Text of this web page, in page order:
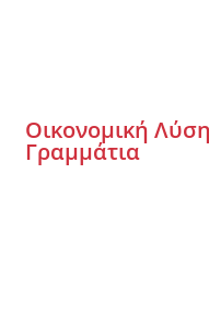
Οικονομική
Γραμμάτια